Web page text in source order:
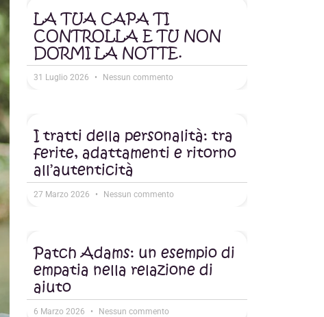
LA TUA CAPA TI
CONTROLLA E TU NON
DORMI LA NOTTE.
31 Luglio 2026 Nessun commento
I tratti della personalità: tra
ferite, adattamenti e ritorno
all’autenticità
27 Marzo 2026 Nessun commento
Patch Adams: un esempio di
empatia nella relazione di
aiuto
6 Marzo 2026 Nessun commento